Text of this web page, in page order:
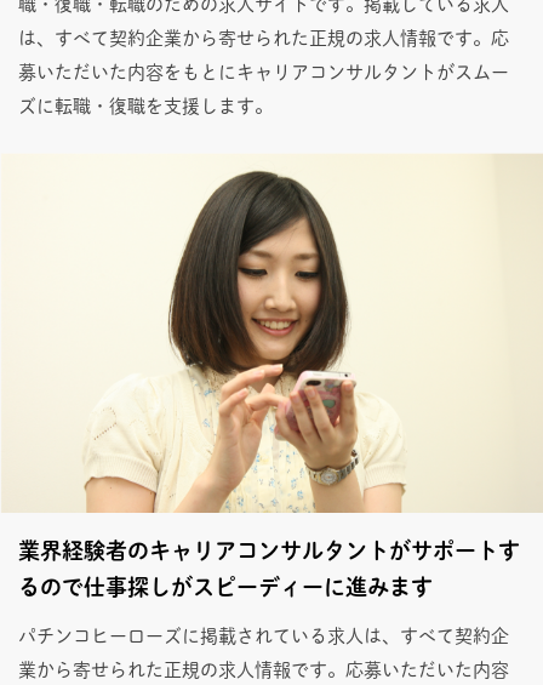
職・復職・転職のための求人サイトです。掲載している求人
は、すべて契約企業から寄せられた正規の求人情報です。応
募いただいた内容をもとにキャリアコンサルタントがスムー
ズに転職・復職を支援します。
業界経験者のキャリアコンサルタントがサポートす
るので仕事探しがスピーディーに進みます
パチンコヒーローズに掲載されている求人は、すべて契約企
業から寄せられた正規の求人情報です。応募いただいた内容